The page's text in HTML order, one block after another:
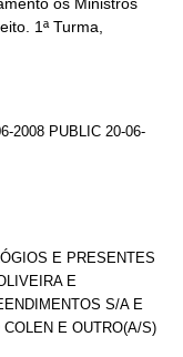
os Ministros
1ª Turma,
2008 PUBLIC 20-06-
E PRESENTES
E
S/A E
E OUTRO(A/S)